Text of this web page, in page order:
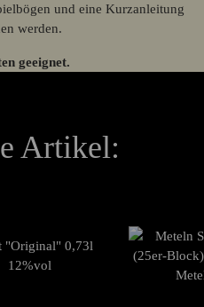
und eine Kurzanleitung
werden.
geeignet.
Artikel: